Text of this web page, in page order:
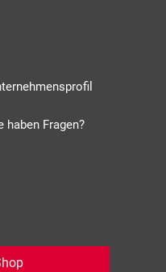
haben Fragen?